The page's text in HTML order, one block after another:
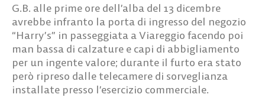
G.B. alle prime ore dell’alba del 13 dicembre
avrebbe infranto la porta di ingresso del negozio
“Harry’s” in passeggiata a Viareggio facendo poi
man bassa di calzature e capi di abbigliamento
per un ingente valore; durante il furto era stato
però ripreso dalle telecamere di sorveglianza
installate presso l’esercizio commerciale.